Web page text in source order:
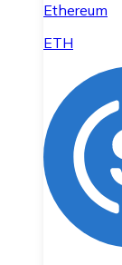
Ethereum
ETH